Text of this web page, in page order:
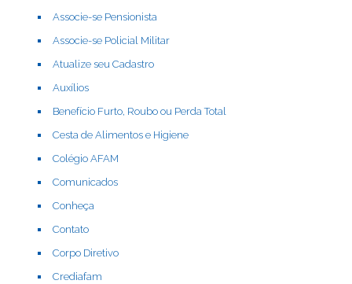
Associe-se Pensionista
Associe-se Policial Militar
Atualize seu Cadastro
Auxílios
Benefício Furto, Roubo ou Perda Total
Cesta de Alimentos e Higiene
Colégio AFAM
Comunicados
Conheça
Contato
Corpo Diretivo
Crediafam